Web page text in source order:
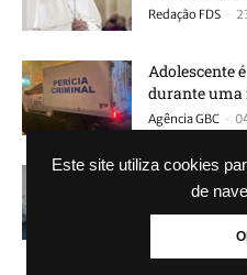
Este site utiliza cookies
de
Redação FDS -
Adolescente
durante uma
Agência GBC -
CANOAS:
novos leitos